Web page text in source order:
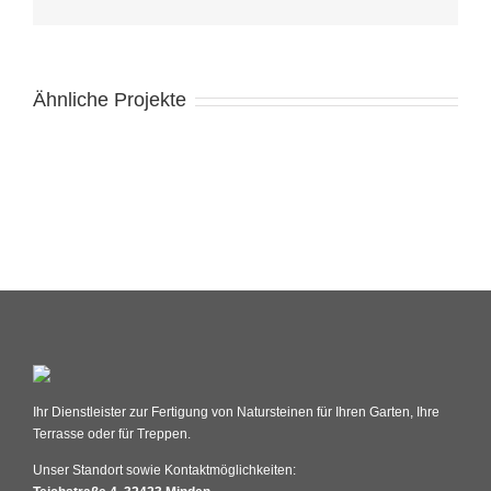
Ähnliche Projekte
Ihr Dienstleister zur Fertigung von Natursteinen für Ihren Garten, Ihre
Terrasse oder für Treppen.
Unser Standort sowie Kontaktmöglichkeiten: